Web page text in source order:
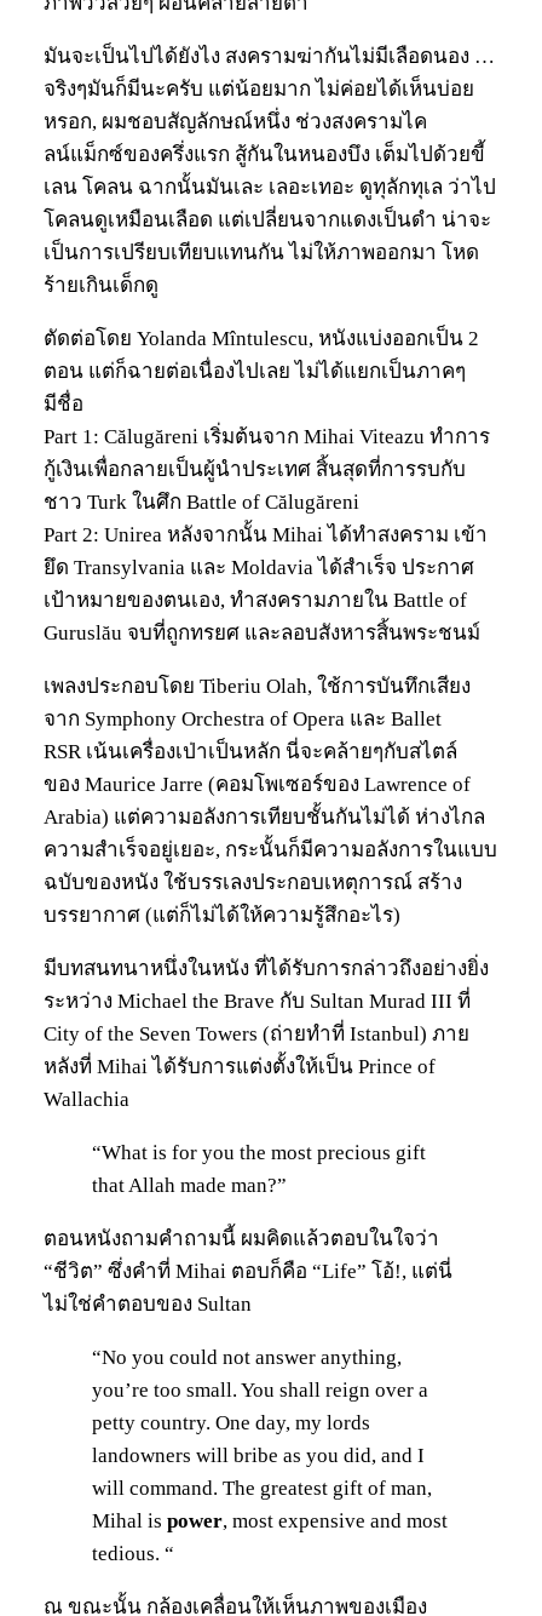
มันจะเป็นไปได้ยังไง สงครามฆ่ากันไม่มีเลือดนอง …
จริงๆมันก็มีนะครับ แต่น้อยมาก ไม่ค่อยได้เห็นบ่อย
หรอก, ผมชอบสัญลักษณ์หนึ่ง ช่วงสงครามไค
ลน์แม็กซ์ของครึ่งแรก สู้กันในหนองบึง เต็มไปด้วยขี้
เลน โคลน ฉากนั้นมันเละ เลอะเทอะ ดูทุลักทุเล ว่าไป
โคลนดูเหมือนเลือด แต่เปลี่ยนจากแดงเป็นดำ น่าจะ
เป็นการเปรียบเทียบแทนกัน ไม่ให้ภาพออกมา โหด
ร้ายเกินเด็กดู
ตัดต่อโดย Yolanda Mîntulescu, หนังแบ่งออกเป็น 2
ตอน แต่ก็ฉายต่อเนื่องไปเลย ไม่ได้แยกเป็นภาคๆ
มีชื่อ
Part 1: Călugăreni เริ่มต้นจาก Mihai Viteazu ทำการ
กู้เงินเพื่อกลายเป็นผู้นำประเทศ สิ้นสุดที่การรบกับ
ชาว Turk ในศึก Battle of Călugăreni
Part 2: Unirea หลังจากนั้น Mihai ได้ทำสงคราม เข้า
ยึด Transylvania และ Moldavia ได้สำเร็จ ประกาศ
เป้าหมายของตนเอง, ทำสงครามภายใน Battle of
Guruslău จบที่ถูกทรยศ และลอบสังหารสิ้นพระชนม์
เพลงประกอบโดย Tiberiu Olah, ใช้การบันทึกเสียง
จาก Symphony Orchestra of Opera และ Ballet
RSR เน้นเครื่องเป่าเป็นหลัก นี่จะคล้ายๆกับสไตล์
ของ Maurice Jarre (คอมโพเซอร์ของ Lawrence of
Arabia) แต่ความอลังการเทียบชั้นกันไม่ได้ ห่างไกล
ความสำเร็จอยู่เยอะ, กระนั้นก็มีความอลังการในแบบ
ฉบับของหนัง ใช้บรรเลงประกอบเหตุการณ์ สร้าง
บรรยากาศ (แต่ก็ไม่ได้ให้ความรู้สึกอะไร)
มีบทสนทนาหนึ่งในหนัง ที่ได้รับการกล่าวถึงอย่างยิ่ง
ระหว่าง Michael the Brave กับ Sultan Murad III ที่
City of the Seven Towers (ถ่ายทำที่ Istanbul) ภาย
หลังที่ Mihai ได้รับการแต่งตั้งให้เป็น Prince of
Wallachia
“What is for you the most precious gift
that Allah made man?”
ตอนหนังถามคำถามนี้ ผมคิดแล้วตอบในใจว่า
“ชีวิต” ซึ่งคำที่ Mihai ตอบก็คือ “Life” โอ้!, แต่นี่
ไม่ใช่คำตอบของ Sultan
“No you could not answer anything,
you’re too small. You shall reign over a
petty country. One day, my lords
landowners will bribe as you did, and I
will command. The greatest gift of man,
Mihal is power, most expensive and most
tedious. “
ณ ขณะนั้น กล้องเคลื่อนให้เห็นภาพของเมือง